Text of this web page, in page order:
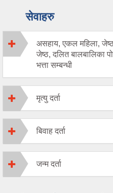
सेवाहरु
असहाय, एकल महिला,
जेष्ठ, दलित बालबालिका
भत्ता सम्बन्धी
मृत्यु दर्ता
बिवाह दर्ता
जन्म दर्ता